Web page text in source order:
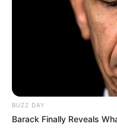
BUZZ DAY
Barack Finally Reveals